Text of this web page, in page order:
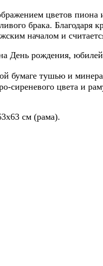
цветов
брака.
началом и
День рождения,
бумаге тушью и
сиреневого цвета и
см (рама).